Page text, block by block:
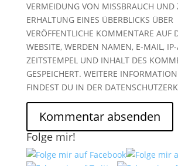
VERMEIDUNG VON MISSBRAUCH UND
ERHALTUNG EINES ÜBERBLICKS ÜBER
VERÖFFENTLICHE KOMMENTARE AUF
WEBSITE, WERDEN NAMEN, E-MAIL, IP-
ZEITSTEMPEL UND INHALT DES
GESPEICHERT. WEITERE
FINDEST DU IN DER
Folge mir!